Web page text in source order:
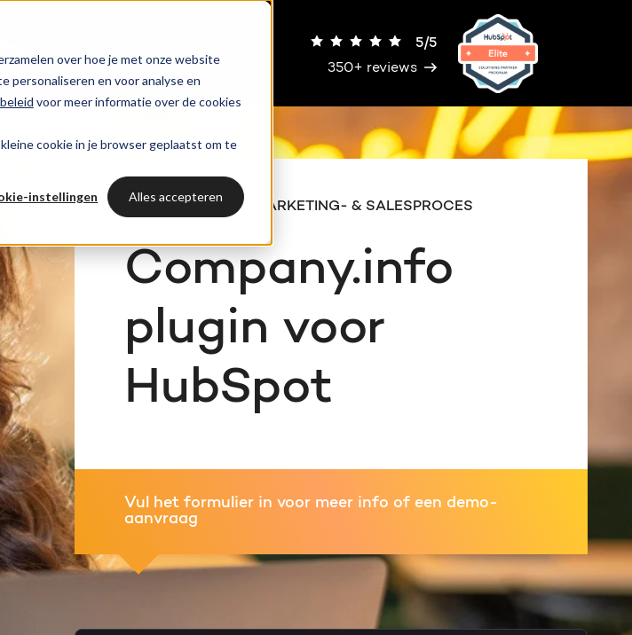
over hoe je met onze website
personaliseren en voor analyse en
voor meer informatie over de cookies
cookie in je browser geplaatst om te
instellingen Alles accepteren
5/5
350+ reviews
OPTIMALISEER JE MARKETING- & SALESPROCES
Company.info
plugin voor
HubSpot
Vul het formulier in voor meer info of een demo-
aanvraag